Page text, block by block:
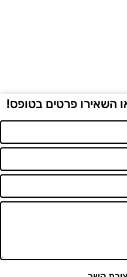
השאירו פרטים בטופס!